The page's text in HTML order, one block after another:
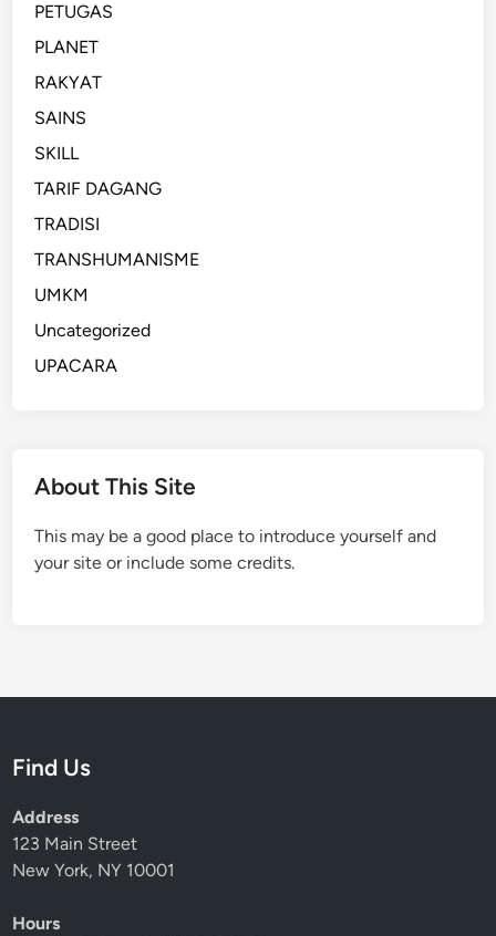
PETUGAS
PLANET
RAKYAT
SAINS
SKILL
TARIF DAGANG
TRADISI
TRANSHUMANISME
UMKM
Uncategorized
UPACARA
About This Site
This may be a good place to introduce yourself and
your site or include some credits.
Find Us
Address
123 Main Street
New York, NY 10001
Hours